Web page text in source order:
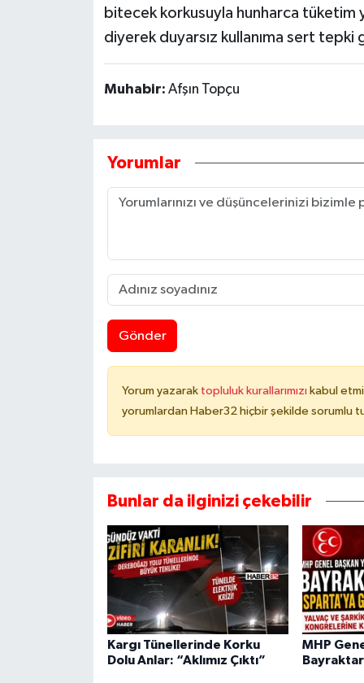
bitecek korkusuyla hunharca tüketim
diyerek duyarsız kullanıma sert
Muhabir: Afşın Topçu
Yorumlar
Gönder
Yorum yazarak topluluk kurallarımızı kabul
yorumlardan Haber32 hiçbir şekilde sorumlu
Bunlar da ilginizi çekebilir
Kargı Tünellerinde Korku
Dolu Anlar: “Aklımız Çıktı”
MHP
Teknoloji